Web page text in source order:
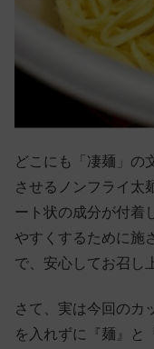
どこにも「凄麺」の
させるノンフライ太
ート状の成分が付着
やすくするために施
で、安心してお召し
さて、実は今回のカ
を入れずに『麺』と